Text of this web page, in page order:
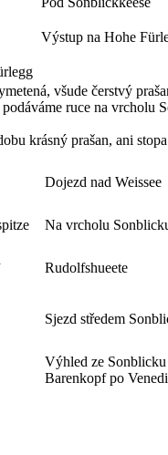
Výstup na Hohe
všude čerstvý
ruce na vrcholu
krásný prašan, ani
Dojezd nad Weissee
Na vrcholu
Rudolfshueete
Sjezd středem
Výhled ze
Barenkopf po